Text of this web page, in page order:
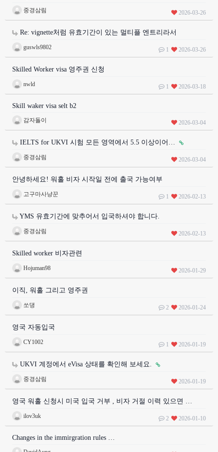
중경삼림 2026-03-26
Re: vignette처럼 유효기간이 있는 멀티플 엔트리라서
guswls9802 1 2026-03-26
Skilled Worker visa 영주권 신청
nwld 1 2026-03-18
Skill waker visa selt b2
감자돌이 2026-03-04
IELTS for UKVI 시험 모든 영역에서 5.5 이상이어…
중경삼림 2026-03-04
안녕하세요! 워홀 비자 시작일 전에 출국 가능여부
고구마사냥꾼 1 2026-02-13
YMS 유효기간에 맞추어서 입국하셔야 합니다.
중경삼림 2026-02-13
Skilled worker 비자관련
Hojuman98 2026-01-29
이직, 워홀 그리고 영주권
쏘댕 2 2026-01-24
영국 자동입국
CY1002 1 2026-01-19
UKVI 계정에서 eVisa 상태를 확인해 보세요.
중경삼림 2026-01-19
영국 워홀 신청시 미국 입국 거부 , 비자 거절 이력 있으면 …
ilov3uk 2 2026-01-10
Changes in the immirgration rules …